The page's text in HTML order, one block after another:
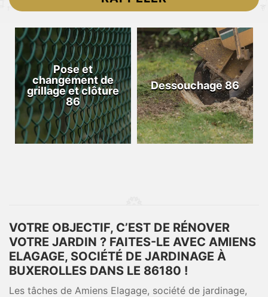
Pose et
changement de
grillage et clôture
86
Dessouchage 86
VOTRE OBJECTIF, C’EST DE RÉNOVER
VOTRE JARDIN ? FAITES-LE AVEC AMIENS
ELAGAGE, SOCIÉTÉ DE JARDINAGE À
BUXEROLLES DANS LE 86180 !
Les tâches de Amiens Elagage, société de jardinage,